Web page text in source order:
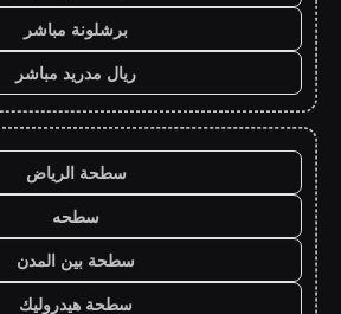
برشلونة مباشر
ريال مدريد مباشر
سطحة الرياض
سطحه
سطحة بين المدن
سطحة هيدروليك